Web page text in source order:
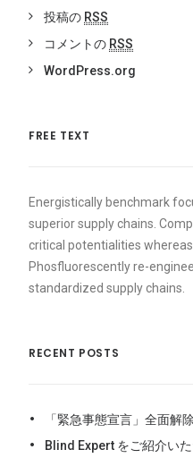
投稿の RSS
コメントの RSS
WordPress.org
FREE TEXT
Energistically benchmark
superior supply chains.
critical potentialities
Phosfluorescently re-
standardized supply chains.
RECENT POSTS
「緊急事態宣言」全面解
Blind Expert をご紹介い